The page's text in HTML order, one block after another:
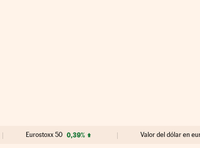
Eurostoxx 50 0,39% Valor del dólar en